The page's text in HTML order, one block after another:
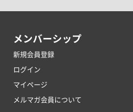
メンバーシップ
新規会員登録
ログイン
マイページ
メルマガ会員について